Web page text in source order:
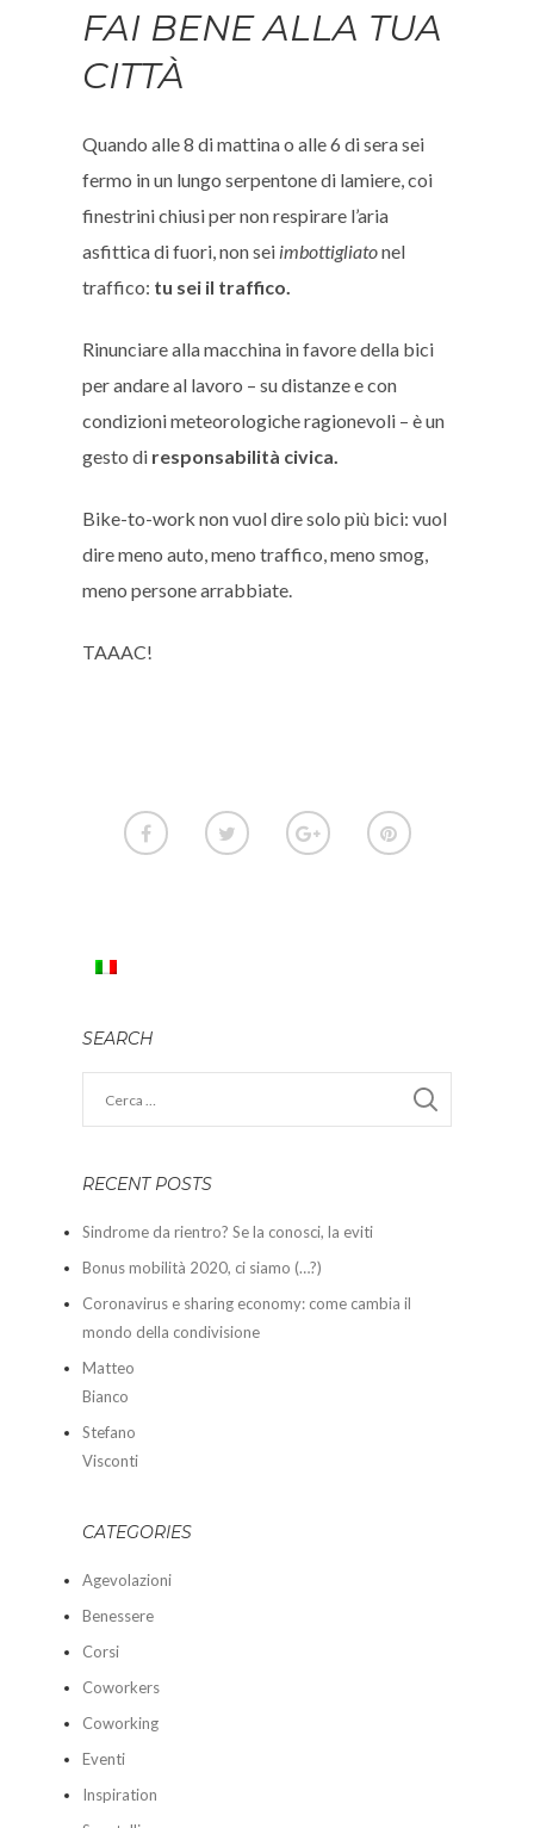
FAI BENE ALLA TUA
CITTÀ
Quando alle 8 di mattina o alle 6 di sera sei
fermo in un lungo serpentone di lamiere, coi
finestrini chiusi per non respirare l’aria
asfittica di fuori, non sei imbottigliatonel
traffico: tu sei il traffico.
Rinunciare alla macchina in favore della bici
per andare al lavoro – su distanze e con
condizioni meteorologiche ragionevoli – è un
gesto di responsabilità civica.
Bike-to-work non vuol dire solo più bici: vuol
dire meno auto, meno traffico, meno smog,
meno persone arrabbiate.
TAAAC!
SEARCH
RECENT POSTS
Sindrome da rientro? Se la conosci, la eviti
Bonus mobilità 2020, ci siamo (…?)
Coronavirus e sharing economy: come cambia il
mondo della condivisione
Matteo
Bianco
Stefano
Visconti
CATEGORIES
Agevolazioni
Benessere
Corsi
Coworkers
Coworking
Eventi
Inspiration